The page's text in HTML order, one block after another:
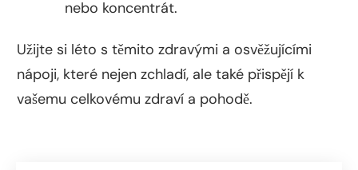
nebo koncentrát.
Užijte si léto s těmito zdravými a osvěžujícími
nápoji, které nejen zchladí, ale také přispějí k
vašemu celkovému zdraví a pohodě.